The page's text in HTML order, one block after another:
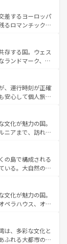
ペインはその個
。 なお、新着のスペイン情報は コ
殿、歴史的な大
が、訪れる者を心
国としても知ら
プロヴァンスの
み方が可能だ。さ
おり、どの街角に
る文化を体験で
報はコンテンツ一覧
差するヨーロッパ
るロマンチック街
ことがない。ベ
ルプスの絶景、そ
景は必見。ビール
着の
ほしい。
存する国。ウェス
ランドマーク、歴
なアフタヌーン
パブ、サッカー観
富。イギリスを旅
、運行時刻が正確
安心して個人旅行
はのユニークな
歩きも満喫する
価も高いが、旅行
なお、新
照してほしい。
化が魅力の国。
ニアまで、訪れる
、エンターテイ
。一方、アメリカ
ニオンやイエロー
融合した独特の
異なる魅力を楽
感じることができ
。
の島で構成される
いる。大自然の神
といえばオアフ
やカウアイ島が
をはじめ、豊かな
くれるハワイの
アンミュージッ
ハワイの魅力を彩
化が魅力の国。
ペラハウス、オー
（エアーズロッ
ンズの熱帯雨林な
やワイン、オージ
は、多彩な文化と
ふれる大都市の台